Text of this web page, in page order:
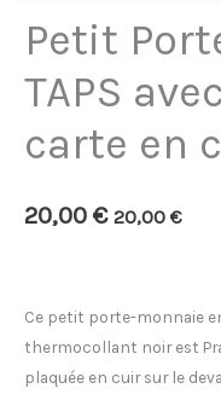
Petit
TAPS
carte en
20,00 € 20,00 €
Ce petit porte-monnaie
thermocollant noir est
plaquée en cuir sur le